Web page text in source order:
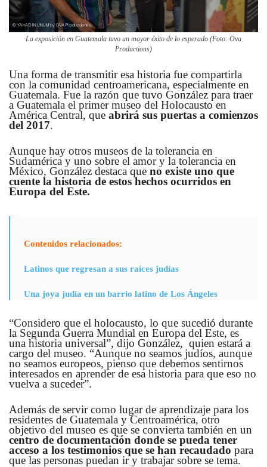
La exposición en Guatemala tuvo un mayor éxito de lo esperado (Foto: Ova
Productions)
Una forma de transmitir esa historia fue compartirla
con la comunidad centroamericana, especialmente en
Guatemala. Fue la razón que tuvo González para traer
a Guatemala el primer museo del Holocausto en
América Central, que abrirá sus puertas a comienzos
del 2017.
Aunque hay otros museos de la tolerancia en
Sudamérica y uno sobre el amor y la tolerancia en
México, González destaca que no existe uno que
cuente la historia de estos hechos ocurridos en
Europa del Este.
Contenidos relacionados:
Latinos que regresan a sus raíces judías
Una joya judía en un barrio latino de Los Ángeles
“Considero que el holocausto, lo que sucedió durante
la Segunda Guerra Mundial en Europa del Este, es
una historia universal”, dijo González, quien estará a
cargo del museo. “Aunque no seamos judíos, aunque
no seamos europeos, pienso que debemos sentirnos
interesados en aprender de esa historia para que eso no
vuelva a suceder”.
Además de servir como lugar de aprendizaje para los
residentes de Guatemala y Centroamérica, otro
objetivo del museo es que se convierta también en un
centro de documentación donde se pueda tener
acceso a los testimonios que se han recaudado para
que las personas puedan ir y trabajar sobre se tema.